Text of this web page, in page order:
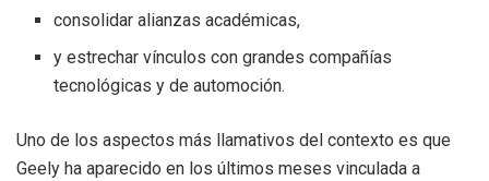
consolidar alianzas académicas,
y estrechar vínculos con grandes compañías
tecnológicas y de automoción.
Uno de los aspectos más llamativos del contexto es que
Geely ha aparecido en los últimos meses vinculada a